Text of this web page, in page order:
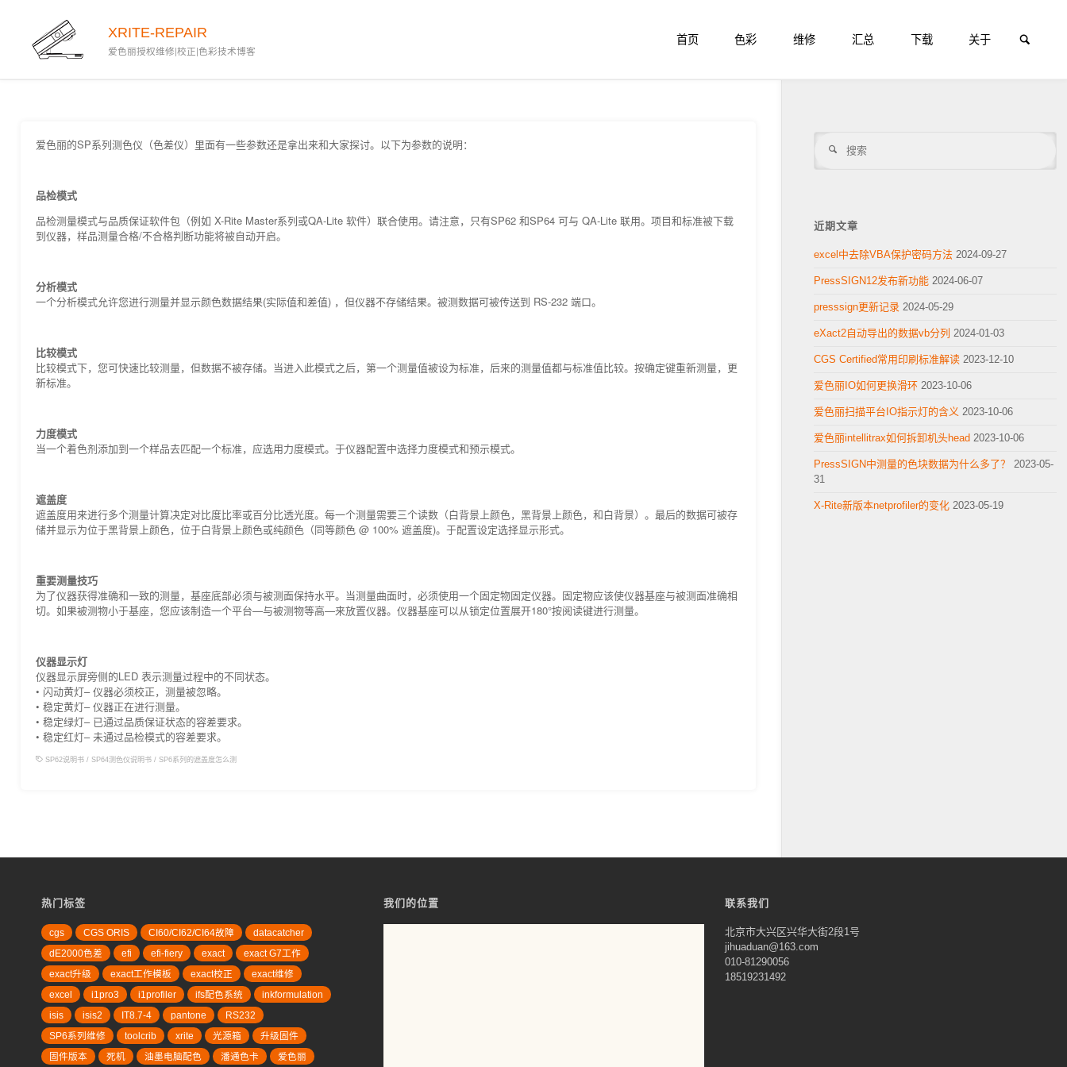
XRITE-REPAIR
爱色丽授权维修|校正|色彩技术博客
首页 色彩 维修 汇总 下载 关于
爱色丽的SP系列测色仪（色差仪）里面有一些参数还是拿出来和大家探讨。以下为参数的说明：
品检模式
品检测量模式与品质保证软件包（例如 X-Rite Master系列或QA-Lite 软件）联合使用。请注意，只有SP62 和SP64 可与 QA-Lite 联用。项目和标准被下载
到仪器，样品测量合格/不合格判断功能将被自动开启。
分析模式
一个分析模式允许您进行测量并显示颜色数据结果(实际值和差值) ，但仪器不存储结果。被测数据可被传送到 RS-232 端口。
比较模式
比较模式下，您可快速比较测量，但数据不被存储。当进入此模式之后，第一个测量值被设为标准，后来的测量值都与标准值比较。按确定键重新测量，更
新标准。
力度模式
当一个着色剂添加到一个样品去匹配一个标准，应选用力度模式。于仪器配置中选择力度模式和预示模式。
遮盖度
遮盖度用来进行多个测量计算决定对比度比率或百分比透光度。每一个测量需要三个读数（白背景上颜色，黑背景上颜色，和白背景）。最后的数据可被存
储并显示为位于黑背景上颜色，位于白背景上颜色或纯颜色（同等颜色 @ 100% 遮盖度)。于配置设定选择显示形式。
重要测量技巧
为了仪器获得准确和一致的测量，基座底部必须与被测面保持水平。当测量曲面时，必须使用一个固定物固定仪器。固定物应该使仪器基座与被测面准确相
切。如果被测物小于基座，您应该制造一个平台—与被测物等高—来放置仪器。仪器基座可以从锁定位置展开180°按阅读键进行测量。
仪器显示灯
仪器显示屏旁侧的LED 表示测量过程中的不同状态。
• 闪动黄灯– 仪器必须校正，测量被忽略。
• 稳定黄灯– 仪器正在进行测量。
• 稳定绿灯– 已通过品质保证状态的容差要求。
• 稳定红灯– 未通过品检模式的容差要求。
SP62说明书/ SP64测色仪说明书/ SP6系列的遮盖度怎么测
搜
近期文章
excel中去除VBA保护密码方法 2024-09-27
PressSIGN12发布新功能 2024-06-07
presssign更新记录 2024-05-29
eXact2自动导出的数据vb分列 2024-01-03
CGS Certified常用印刷标准解读 2023-12-10
爱色丽IO如何更换滑环 2023-10-06
爱色丽扫描平台IO指示灯的含义 2023-10-06
爱色丽intellitrax如何拆卸机头head 2023-10-06
PressSIGN中测量的色块数据为什么多了？
2023-05-
31
X-Rite新版本netprofiler的变化 2023-05-19
热门标签
cgs CGS ORIS CI60/CI62/CI64故障
datacatcher
dE2000色差
efi efi-fiery exact
exact G7工作
exact升级
exact工作模板 exact校正
exact维修
excel
i1pro3 i1profiler ifs配色系统
inkformulation
isis
isis2 IT8.7-4 pantone
RS232
SP6系列维修
toolcrib xrite 光源箱
升级固件
固件版本
死机 油墨电脑配色 潘通色卡 爱色丽
我们的位置 联系我们
北京市大兴区兴华大街2段1号
jihuaduan@163.com
010-81290056
18519231492